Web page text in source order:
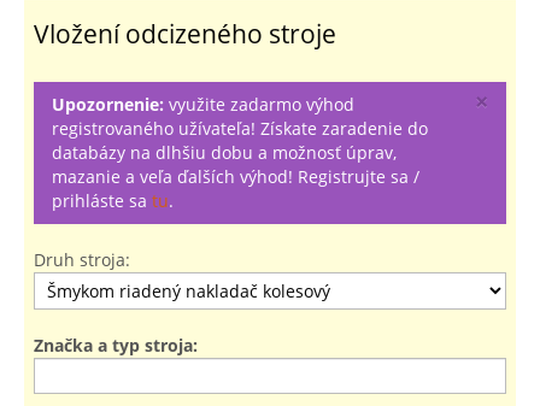
Vložení odcizeného stroje
×
Upozornenie: využite zadarmo výhod
registrovaného užívateľa! Získate zaradenie do
databázy na dlhšiu dobu a možnosť úprav,
mazanie a veľa ďalších výhod! Registrujte sa /
prihláste sa tu.
Druh stroja:
Značka a typ stroja: